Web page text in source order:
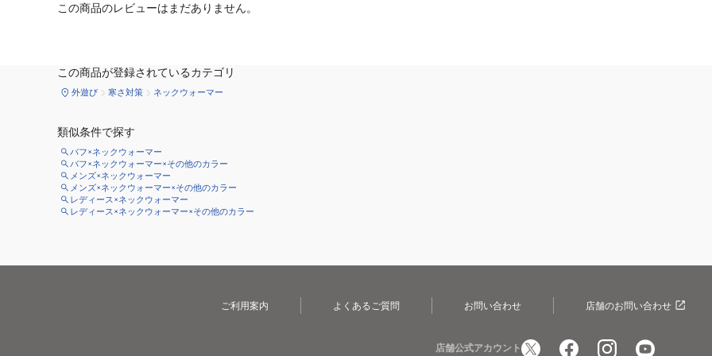
この商品のレビューはまだありません。
この商品が登録されているカテゴリ
外遊び 寒さ対策 ネックウォーマー
類似条件で探す
バフ×ネックウォーマー
バフ×ネックウォーマー×その他のカラー
メンズ×ネックウォーマー
メンズ×ネックウォーマー×その他のカラー
レディース×ネックウォーマー
レディース×ネックウォーマー×その他のカラー
ご利用案内 よくあるご質問 お問い合わせ 店舗のお問い合わせ
店舗公式アカウント